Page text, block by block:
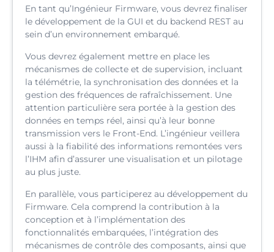
En tant qu’Ingénieur Firmware, vous devrez finaliser
le développement de la GUI et du backend REST au
sein d’un environnement embarqué.
Vous devrez également mettre en place les
mécanismes de collecte et de supervision, incluant
la télémétrie, la synchronisation des données et la
gestion des fréquences de rafraîchissement. Une
attention particulière sera portée à la gestion des
données en temps réel, ainsi qu’à leur bonne
transmission vers le Front-End. L’ingénieur veillera
aussi à la fiabilité des informations remontées vers
l’IHM afin d’assurer une visualisation et un pilotage
au plus juste.
En parallèle, vous participerez au développement du
Firmware. Cela comprend la contribution à la
conception et à l’implémentation des
fonctionnalités embarquées, l’intégration des
mécanismes de contrôle des composants, ainsi que